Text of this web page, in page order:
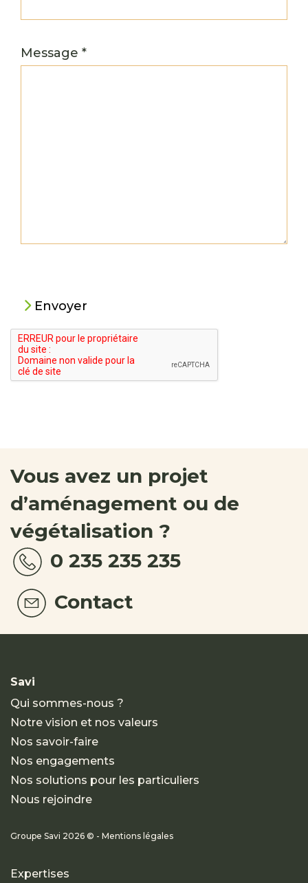
Message *
Envoyer
Vous avez un projet
d’aménagement ou de
végétalisation ?
0 235 235 235
Contact
Savi
Qui sommes-nous ?
Notre vision et nos valeurs
Nos savoir-faire
Nos engagements
Nos solutions pour les particuliers
Nous rejoindre
Groupe Savi 2026 © - Mentions légales
Expertises